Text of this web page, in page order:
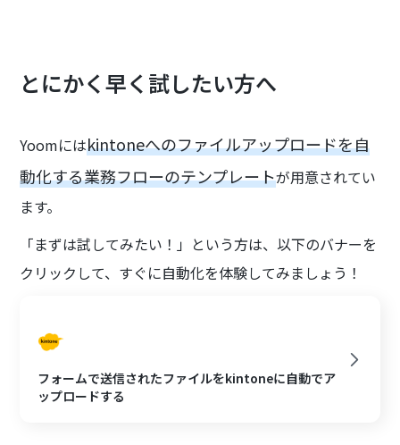
とにかく早く試したい方へ
Yoomにはkintoneへのファイルアップロードを自
動化する業務フローのテンプレートが用意されてい
ます。
「まずは試してみたい！」という方は、以下のバナーを
クリックして、すぐに自動化を体験してみましょう！
フォームで送信されたファイルをkintoneに自動でア
ップロードする